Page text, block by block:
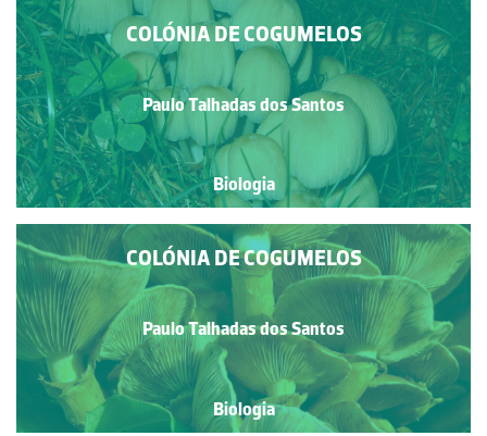
COLÓNIA DE COGUMELOS
Paulo Talhadas dos Santos
Biologia
COLÓNIA DE COGUMELOS
Paulo Talhadas dos Santos
Biologia